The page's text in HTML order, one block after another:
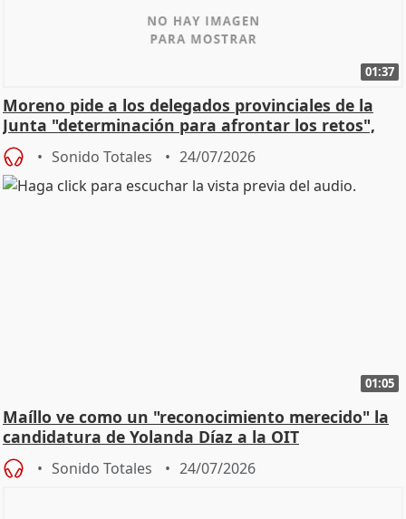
01:37
Moreno pide a los delegados provinciales de la
Junta "determinación para afrontar los retos",
diálog
Sonido Totales 24/07/2026
01:05
Maíllo ve como un "reconocimiento merecido" la
candidatura de Yolanda Díaz a la OIT
Sonido Totales 24/07/2026